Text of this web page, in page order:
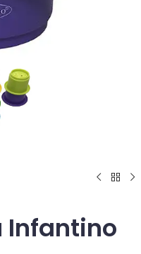
Infantino